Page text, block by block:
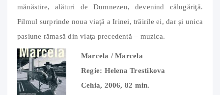
mănăstire, alături de Dumnezeu, devenind călugăriţă.
Filmul surprinde noua viaţă a Irinei, trăirile ei, dar şi unica
pasiune rămasă din viaţa precedentă – muzica.
Marcela / Marcela
Regie: Helena Trestikova
Cehia, 2006, 82 min.